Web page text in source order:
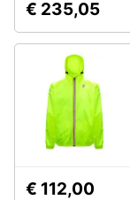
€ 235,05
€ 112,00